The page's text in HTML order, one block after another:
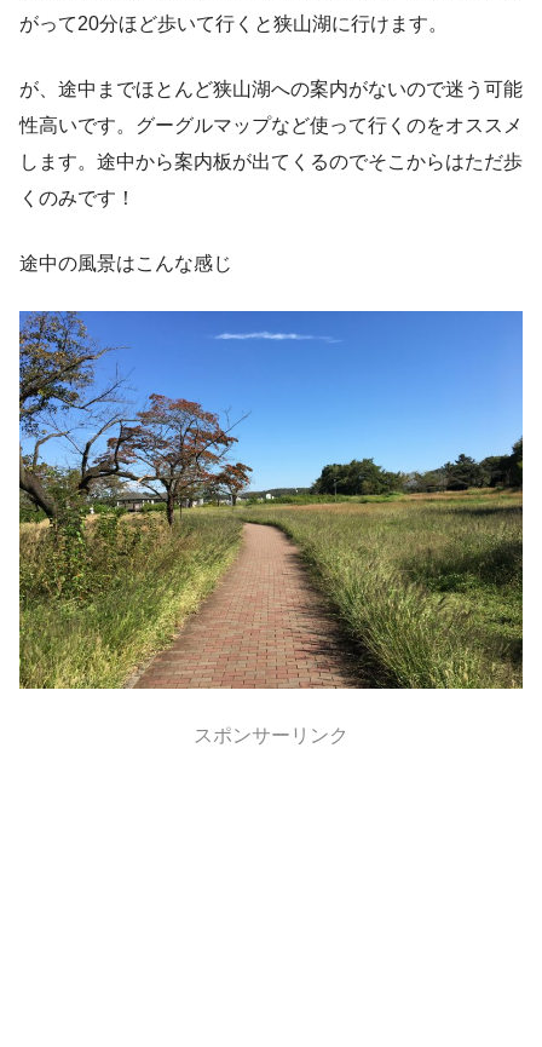
がって20分ほど歩いて行くと狭山湖に行けます。
が、途中までほとんど狭山湖への案内がないので迷う可能
性高いです。グーグルマップなど使って行くのをオススメ
します。途中から案内板が出てくるのでそこからはただ歩
くのみです！
途中の風景はこんな感じ
スポンサーリンク